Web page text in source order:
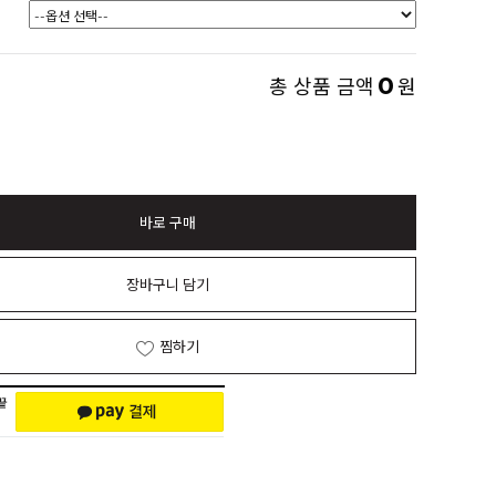
총 상품 금액 0원
바로 구매
장바구니 담기
찜하기